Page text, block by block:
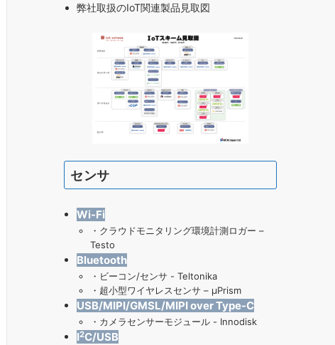
弊社取扱のIoT関連製品見取図
センサ
Wi-Fi
・ クラウドモニタリング環境計測ロガー –
Testo
Bluetooth
・ ビーコン/センサ - Teltonika
・ 超小型ワイヤレスセンサ – μPrism
USB/MIPI/GMSL/MIPI over Type-C
・ カメラセンサーモジュール - Innodisk
I2C/USB